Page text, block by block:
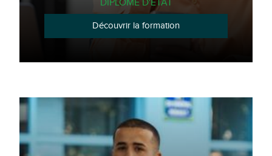
DIPLÔME D'ETAT
Découvrir la formation